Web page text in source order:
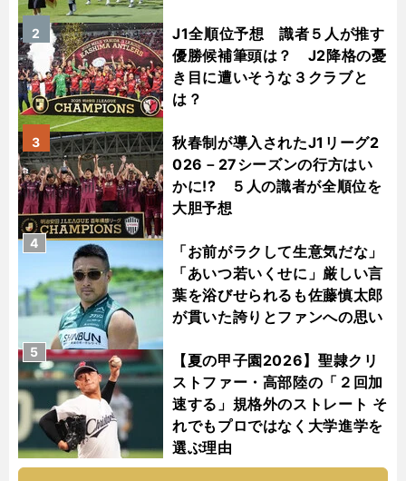
J1全順位予想 識者５人が推す
優勝候補筆頭は？ J2降格の憂
き目に遭いそうな３クラブと
は？
2
秋春制が導入されたJ1リーグ2
026－27シーズンの行方はい
かに!? ５人の識者が全順位を
大胆予想
3
「お前がラクして生意気だな」
「あいつ若いくせに」厳しい言
葉を浴びせられるも佐藤慎太郎
が貫いた誇りとファンへの思い
4
【夏の甲子園2026】聖隷クリ
ストファー・高部陸の「２回加
速する」規格外のストレート そ
れでもプロではなく大学進学を
選ぶ理由
5